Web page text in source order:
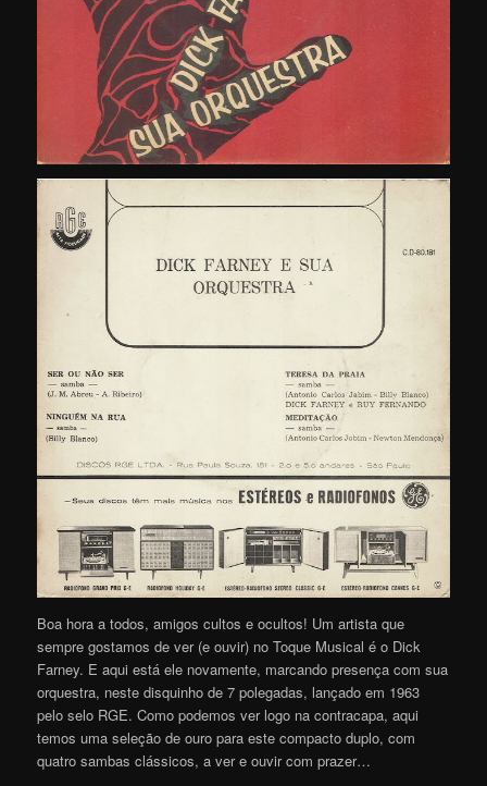
Boa hora a todos, amigos cultos e ocultos! Um artista que
sempre gostamos de ver (e ouvir) no Toque Musical é o Dick
Farney. E aqui está ele novamente, marcando presença com sua
orquestra, neste disquinho de 7 polegadas, lançado em 1963
pelo selo RGE. Como podemos ver logo na contracapa, aqui
temos uma seleção de ouro para este compacto duplo, com
quatro sambas clássicos, a ver e ouvir com prazer…